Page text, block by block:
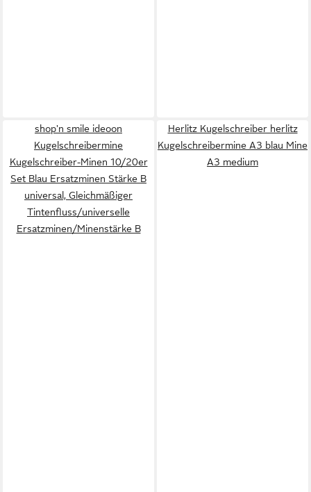
shop'n smile ideoon
Kugelschreibermine
Kugelschreiber-Minen 10/20er
Set Blau Ersatzminen Stärke B
universal, Gleichmäßiger
Tintenfluss/universelle
Ersatzminen/Minenstärke B
Herlitz Kugelschreiber herlitz
Kugelschreibermine A3 blau Mine
A3 medium